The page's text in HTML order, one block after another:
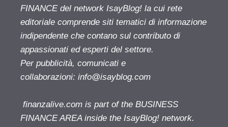
FINANCE del network IsayBlog! la cui rete
editoriale comprende siti tematici di informazione
indipendente che contano sul contributo di
appassionati ed esperti del settore.
Per pubblicità, comunicati e
collaborazioni: info@isayblog.com
finanzalive.com is part of the BUSINESS
FINANCE AREA inside the IsayBlog! network.